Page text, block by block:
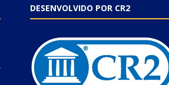
DESENVOLVIDO POR CR2